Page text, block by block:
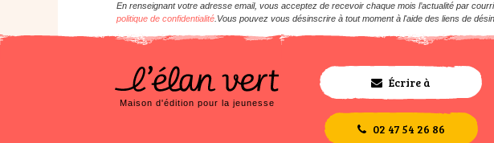
En renseignant votre adresse email, vous acceptez de recevoir chaque mois l’actualité par
politique de confidentialité .Vous pouvez vous désinscrire à tout moment à l'aide des liens de
Maison d'édition pour la jeunesse
Écrire à
l'equipe
02 47 54 26 86